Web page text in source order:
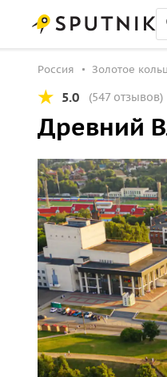
Россия Золотое
5.0 (547 отзывов)
Древний